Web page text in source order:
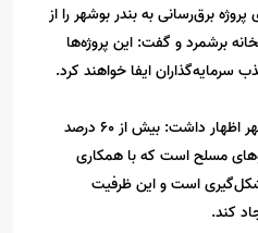
برق‌رسانی به بندر بوشهر را از
برشمرد و گفت: این پروژه‌ها
ایفا خواهند کرد.
صادق درباره توسعه شهری بوشهر اظهار داشت: بیش از ۶۰ درصد
مسلح است که با همکاری
است و این ظرفیت
کند.